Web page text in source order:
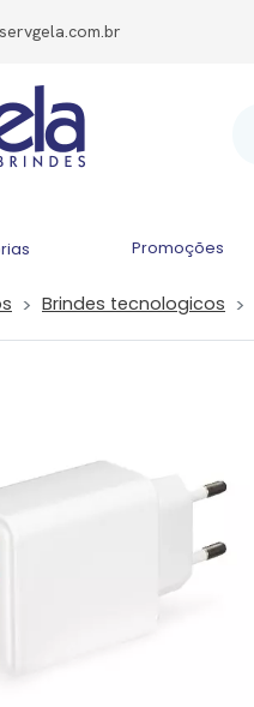
Promoções
Brindes tecnologicos